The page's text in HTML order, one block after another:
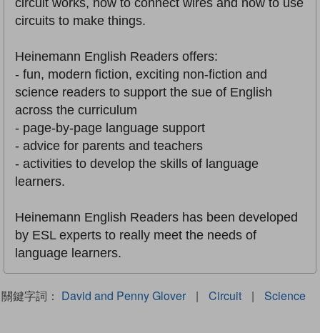
circuit works, how to connect wires and how to use
circuits to make things.
Heinemann English Readers offers:
- fun, modern fiction, exciting non-fiction and
science readers to support the sue of English
across the curriculum
- page-by-page language support
- advice for parents and teachers
- activities to develop the skills of language
learners.
Heinemann English Readers has been developed
by ESL experts to really meet the needs of
language learners.
關鍵字詞： David and Penny Glover | Circuit | Science